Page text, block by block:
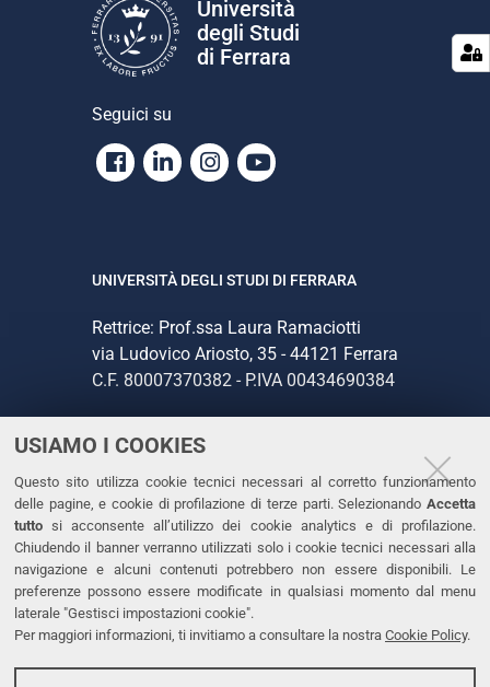
USIAMO I COOKIES
Questo sito utilizza cookie tecnici necessari al corretto funzionamento
delle pagine, e cookie di profilazione di terze parti. Selezionando Accetta
tutto si acconsente all’utilizzo dei cookie analytics e di profilazione.
Chiudendo il banner verranno utilizzati solo i cookie tecnici necessari alla
navigazione e alcuni contenuti potrebbero non essere disponibili. Le
preferenze possono essere modificate in qualsiasi momento dal menu
laterale "Gestisci impostazioni cookie".
Per maggiori informazioni, ti invitiamo a consultare la nostra Cookie Policy.
Università
degli Studi
di Ferrara
Seguici su
Facebook
LinkedinInstagram
Youtube
UNIVERSITÀ DEGLI STUDI DI FERRARA
Rettrice: Prof.ssa Laura Ramaciotti
via Ludovico Ariosto, 35 - 44121 Ferrara
C.F. 80007370382 - P.IVA 00434690384
CONTATTI
Tel. +39 0532 293111
Fax. +39 0532 293031
PEC
LINKS